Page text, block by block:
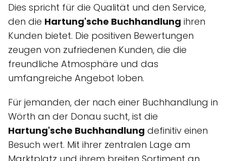
Dies spricht für die Qualität und den Service,
den die Hartung'sche Buchhandlung ihren
Kunden bietet. Die positiven Bewertungen
zeugen von zufriedenen Kunden, die die
freundliche Atmosphäre und das
umfangreiche Angebot loben.
Für jemanden, der nach einer Buchhandlung in
Wörth an der Donau sucht, ist die
Hartung'sche Buchhandlung definitiv einen
Besuch wert. Mit ihrer zentralen Lage am